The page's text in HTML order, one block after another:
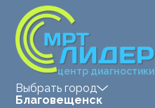
центр диагностики
Выбрать город
Благовещенск